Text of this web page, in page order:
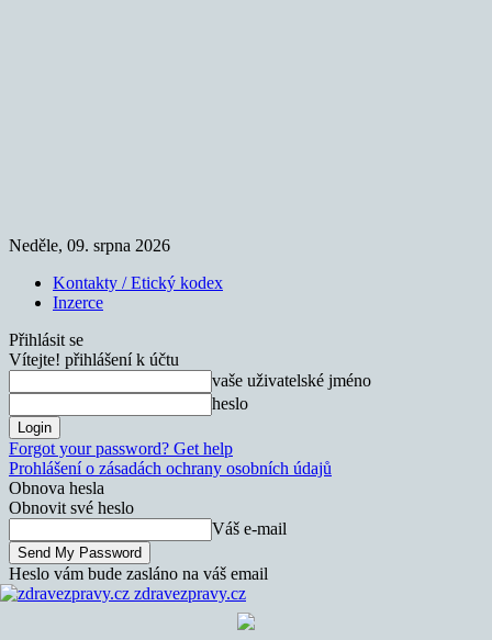
Neděle, 09. srpna 2026
Kontakty / Etický kodex
Inzerce
Přihlásit se
Vítejte! přihlášení k účtu
vaše uživatelské jméno
heslo
Forgot your password? Get help
Prohlášení o zásadách ochrany osobních údajů
Obnova hesla
Obnovit své heslo
Váš e-mail
Heslo vám bude zasláno na váš email
zdravezpravy.cz